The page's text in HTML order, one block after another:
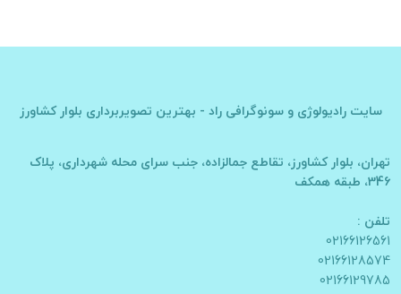
سایت رادیولوژی و سونوگرافی راد - بهترین تصویربرداری بلوار کشاورز
تهران، بلوار کشاورز، تقاطع جمالزاده، جنب سرای محله شهرداری، پلاک
346، طبقه همکف
تلفن :
02166126561
02166128574
02166129785